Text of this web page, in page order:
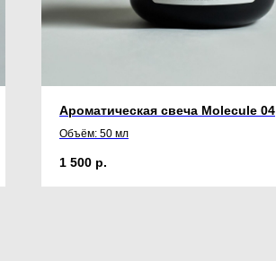
Ароматическая свеча Molecule 04
Объём: 50 мл
1 500 р.